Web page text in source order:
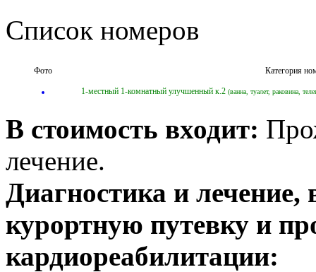
Список номеров
Фото Категория
1-местный 1-комнатный улучшенный к.2 (ванна, туалет, раковина,
В стоимость входит:
лечение.
Диагностика и лечение,
курортную путевку и
кардиореабилитации: